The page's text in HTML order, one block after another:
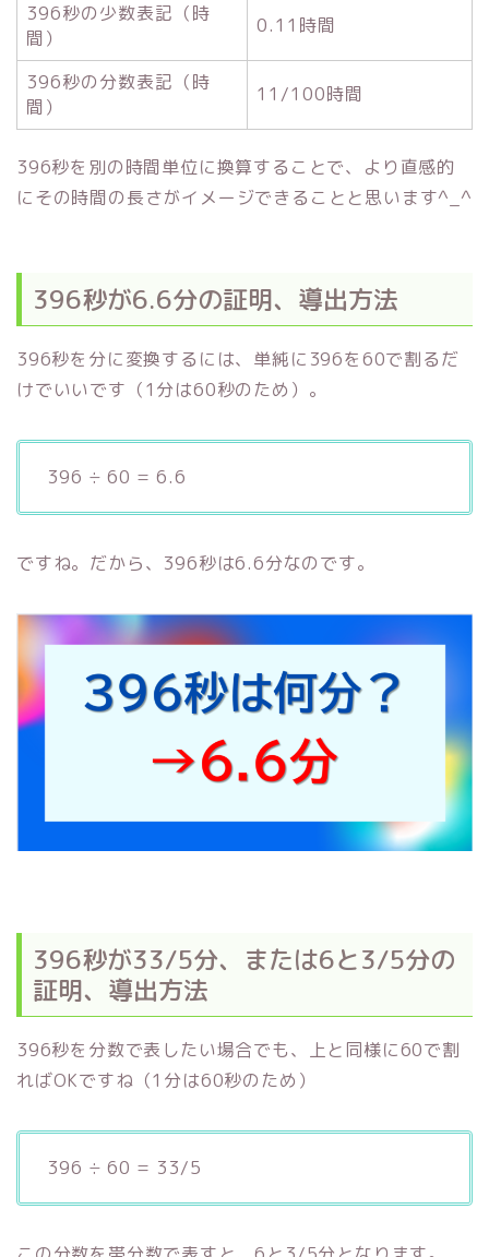
396秒の少数表記（時
間）
0.11時間
396秒の分数表記（時
間）
11/100時間
396秒を別の時間単位に換算することで、より直感的
にその時間の長さがイメージできることと思います^_^
396秒が6.6分の証明、導出方法
396秒を分に変換するには、単純に396を60で割るだ
けでいいです（1分は60秒のため）。
396 ÷ 60 = 6.6
ですね。だから、396秒は6.6分なのです。
396秒が33/5分、または6と3/5分の
証明、導出方法
396秒を分数で表したい場合でも、上と同様に60で割
ればOKですね（1分は60秒のため）
396 ÷ 60 = 33/5